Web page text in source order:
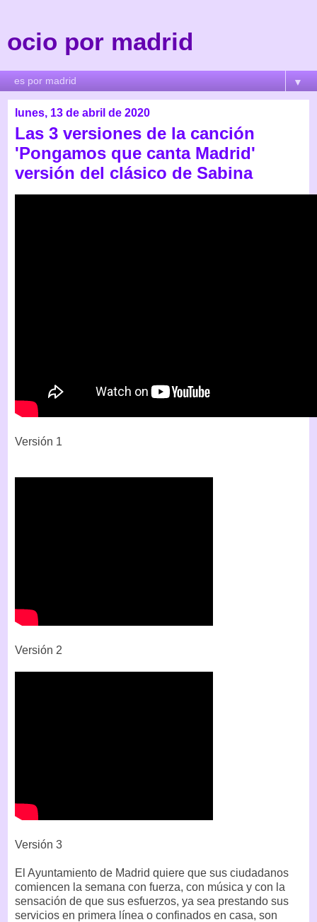
ocio por madrid
▼
lunes, 13 de abril de 2020
Las 3 versiones de la canción
'Pongamos que canta Madrid'
versión del clásico de Sabina
Versión 1
Versión 2
Versión 3
El Ayuntamiento de Madrid quiere que sus ciudadanos
comiencen la semana con fuerza, con música y con la
sensación de que sus esfuerzos, ya sea prestando sus
servicios en primera línea o confinados en casa, son